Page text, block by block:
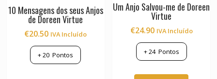
10 Mensagens dos seus Anjos
de Doreen Virtue
€20.50 IVA Incluído
+20 Pontos
Um Anjo Salvou-me de Doreen
Virtue
€24.90 IVA Incluído
+24Pontos